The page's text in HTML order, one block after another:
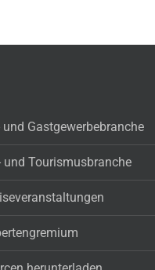
Gastgewerbebranche
und Tourismusbranche